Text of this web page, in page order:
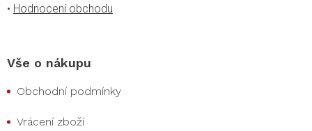
• Hodnocení obchodu
Vše o nákupu
Obchodní podmínky
Vrácení zboží